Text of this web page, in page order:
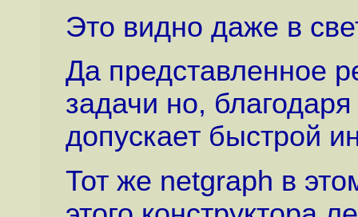
Это видно даже в
Да представленное
задачи но,
допускает быстрой
Тот же netgraph в